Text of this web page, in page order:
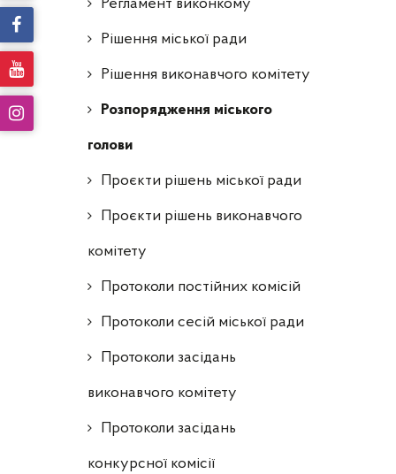
Регламент виконкому
Рішення міської ради
Рішення виконавчого комітету
Розпорядження міського
голови
Проєкти рішень міської ради
Проєкти рішень виконавчого
комітету
Протоколи постійних комісій
Протоколи сесій міської ради
Протоколи засідань
виконавчого комітету
Протоколи засідань
конкурсної комісії